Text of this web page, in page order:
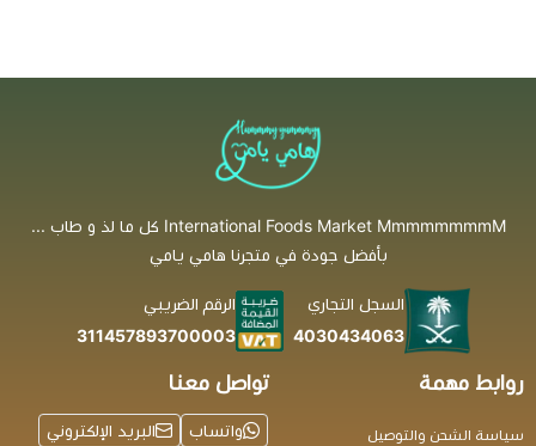
International Foods Market MmmmmmmmM كل ما لذ و طاب ...
بأفضل جودة في متجرنا هامي يامي
السجل التجاري
4030434063
الرقم الضريبي
311457893700003
روابط مهمة
سياسة الشحن والتوصيل
تواصل معنا
واتساب البريد الإلكتروني